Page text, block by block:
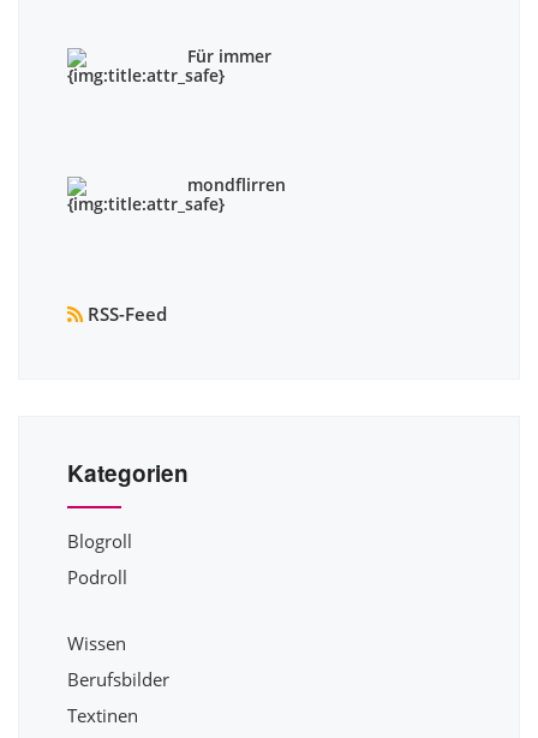
Für immer
mondflirren
RSS-Feed
Kategorien
Blogroll
Podroll
Wissen
Berufsbilder
Textinen